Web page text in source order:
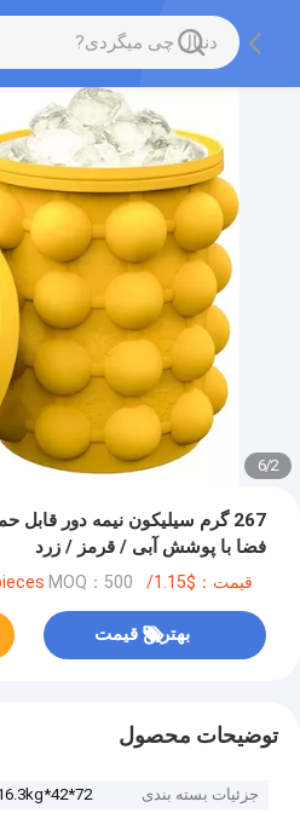
2
/
6
267 گرم سیلیکون نیمه دور
فضا با پوشش آبی / قرمز / زرد
قیمت：$1.15/pieces 500-4999 pieces MOQ：500 عدد
بهترین قیمت
توضیحات محصول
جزئیات بسته بندی
72*42*54CM 60PCS/Conton 16.3kg